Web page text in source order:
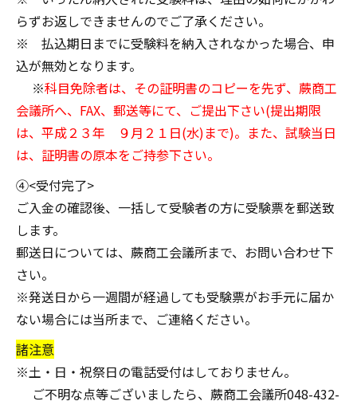
らずお返しできませんのでご了承ください。
※ 払込期日までに受験料を納入されなかった場合、申
込が無効となります。
※科目免除者は、その証明書のコピーを先ず、蕨商工
会議所へ、FAX、郵送等にて、ご提出下さい(提出期限
は、平成２３年 ９月２１日(水)まで)。また、試験当日
は、証明書の原本をご持参下さい。
④<受付完了>
ご入金の確認後、一括して受験者の方に受験票を郵送致
します。
郵送日については、蕨商工会議所まで、お問い合わせ下
さい。
※発送日から一週間が経過しても受験票がお手元に届か
ない場合には当所まで、ご連絡ください。
諸注意
※土・日・祝祭日の電話受付はしておりません。
ご不明な点等ございましたら、蕨商工会議所048-432-